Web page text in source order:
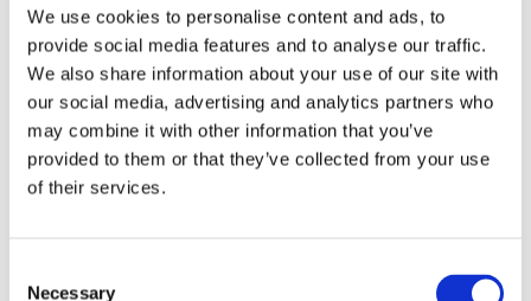
We use cookies to personalise content and ads, to
provide social media features and to analyse our traffic.
We also share information about your use of our site with
our social media, advertising and analytics partners who
may combine it with other information that you’ve
provided to them or that they’ve collected from your use
of their services.
Necessary